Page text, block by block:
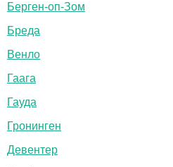
Берген-оп-Зом
Бреда
Венло
Гаага
Гауда
Гронинген
Девентер